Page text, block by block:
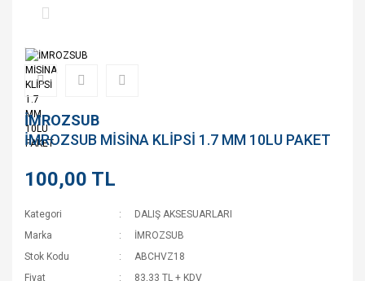
İMROZSUB
İMROZSUB MİSİNA KLİPSİ 1.7 MM 10LU PAKET
100,00 TL
Kategori
DALIŞ AKSESUARLARI
Marka
İMROZSUB
Stok Kodu
ABCHVZ18
Fiyat
83,33 TL + KDV